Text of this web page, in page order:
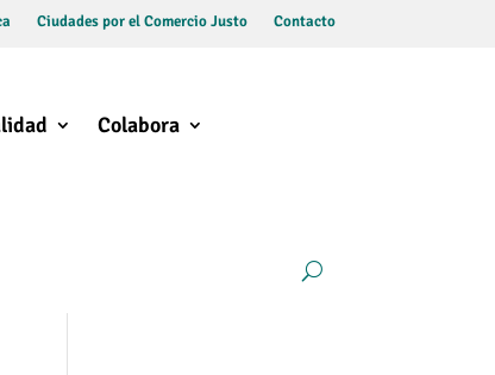
Ciudades por el Comercio Justo Contacto
Colabora